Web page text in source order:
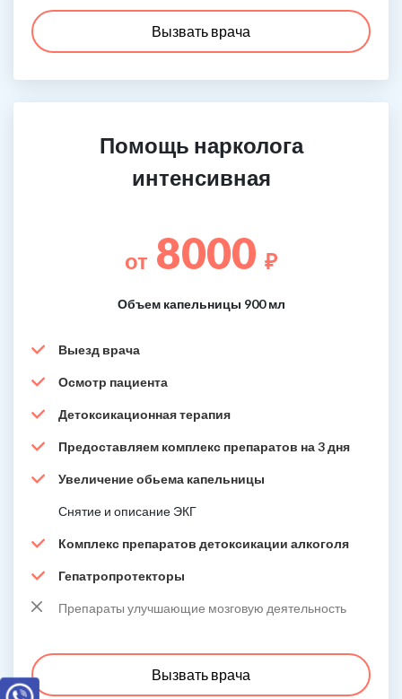
Вызвать врача
Помощь нарколога
интенсивная
от 8000 ₽
Объем капельницы 900 мл
Выезд врача
Осмотр пациента
Детоксикационная терапия
Предоставляем комплекс препаратов на 3 дня
Увеличение обьема капельницы
Снятие и описание ЭКГ
Комплекс препаратов детоксикации алкоголя
Гепатропротекторы
Препараты улучшающие мозговую деятельность
Вызвать врача